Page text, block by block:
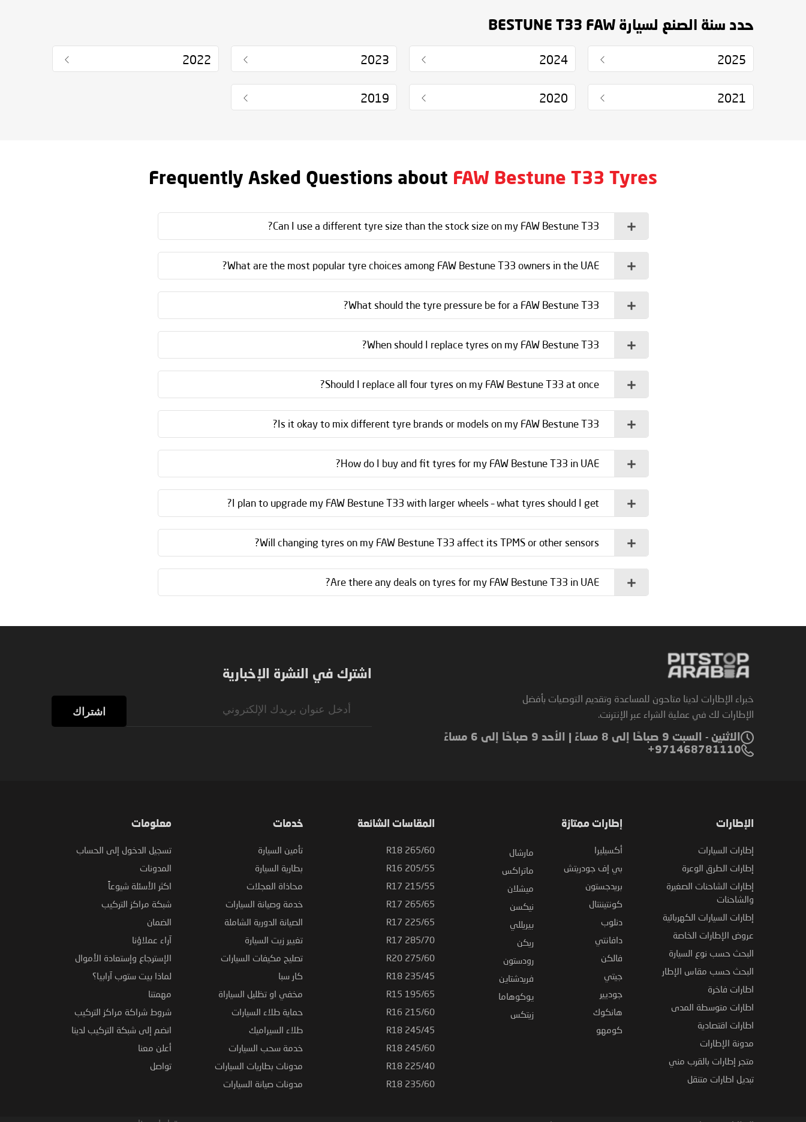
حدد سنة الصنع لسيارة BESTUNE T33 FAW
2025
2024
2023
2022
2021
2020
2019
Frequently Asked Questions about FAW Bestune T33 Tyres
Can I use a different tyre size than the stock size on my FAW Bestune T33?
What are the most popular tyre choices among FAW Bestune T33 owners in the UAE?
What should the tyre pressure be for a FAW Bestune T33?
When should I replace tyres on my FAW Bestune T33?
Should I replace all four tyres on my FAW Bestune T33 at once?
Is it okay to mix different tyre brands or models on my FAW Bestune T33?
How do I buy and fit tyres for my FAW Bestune T33 in UAE?
I plan to upgrade my FAW Bestune T33 with larger wheels – what tyres should I get?
Will changing tyres on my FAW Bestune T33 affect its TPMS or other sensors?
Are there any deals on tyres for my FAW Bestune T33 in UAE?
خبراء الإطارات لدينا متاحون للمساعدة وتقديم التوصيات بأفضل
الإطارات لك في عملية الشراء عبر الإنترنت.
الاثنين - السبت 9 صباحًا إلى 8 مساءً | الأحد 9 صباحًا إلى 6 مساءً
971468781110+
اشترك في النشرة الإخبارية
اشتراك
الإطارات
إطارات السيارات
إطارات الطرق الوعرة
إطارات الشاحنات الصغيرة
والشاحنات
إطارات السيارات الكهربائية
عروض الإطارات الخاصة
البحث حسب نوع السيارة
البحث حسب مقاس الإطار
اطارات فاخرة
اطارات متوسطة المدى
اطارات اقتصادية
مدونة الإطارات
متجر إطارات بالقرب مني
تبديل اطارات متنقل
إطارات ممتازة
أكسيليرا
بي إف جودريتش
بريدجستون
كونتيننتال
دنلوب
دافانتي
فالكن
جيتي
جوديير
هانكوك
كومهو
مارشال
ماتراكس
ميشلان
نيكسن
بيريللي
ريكن
رودستون
فريدشتاين
يوكوهاما
زيتكس
المقاسات الشائعة
265/60 R18
205/55 R16
215/55 R17
265/65 R17
225/65 R17
285/70 R17
275/60 R20
235/45 R18
195/65 R15
215/60 R16
245/45 R18
245/60 R18
225/40 R18
235/60 R18
خدمات
تأمين السيارة
بطارية السيارة
محاذاة العجلات
خدمة وصيانة السيارات
الصيانة الدورية الشاملة
تغيير زيت السيارة
تصليح مكيفات السيارات
كار سبا
مخفي او تظليل السياراة
حماية طلاء السيارات
طلاء السيراميك
خدمة سحب السيارات
مدونات بطاريات السيارات
مدونات صيانة السيارات
معلومات
تسجيل الدخول إلى الحساب
المدونات
اكثر الأسئلة شيوعاً
شبكة مراكز التركيب
الضمان
آراء عملاؤنا
الإسترجاع وإستعادة الأموال
لماذا بيت ستوب آرابيا؟
مهمتنا
شروط شراكة مراكز التركيب
انضم إلى شبكة التركيب لدينا
أعلن معنا
تواصل